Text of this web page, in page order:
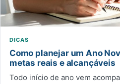
DICAS
Como planejar um Ano
metas reais e alcançáveis
Todo início de ano vem